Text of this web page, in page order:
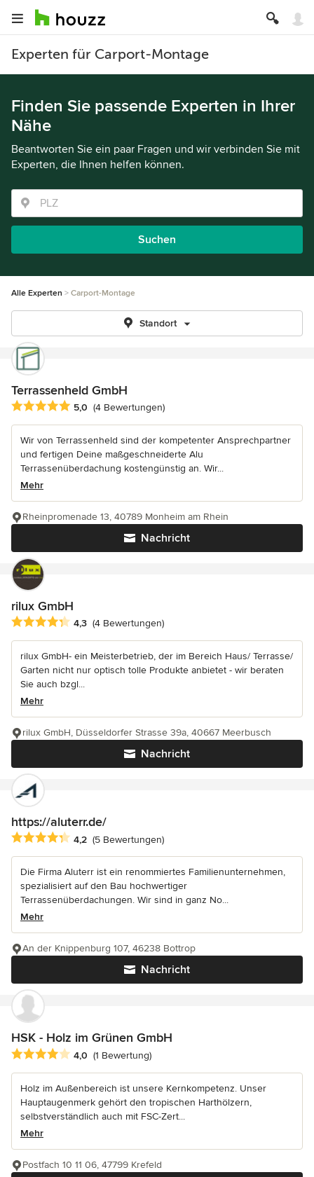
Experten für Carport-Montage
Finden Sie passende Experten in Ihrer
Nähe
Beantworten Sie ein paar Fragen und wir verbinden Sie mit
Experten, die Ihnen helfen können.
Suchen
Alle Experten Carport-Montage
Standort
Terrassenheld GmbH
Durchschnittliche Bewertung: 5 von 5 Sternen
5,0 (4 Bewertungen)
Wir von Terrassenheld sind der kompetenter Ansprechpartner
und fertigen Deine maßgeschneiderte Alu
Terrassenüberdachung kostengünstig an. Wir...
Mehr
Nachricht
Rheinpromenade 13, 40789 Monheim am Rhein
rilux GmbH
Durchschnittliche Bewertung: 4.3 von 5 Sternen
4,3 (4 Bewertungen)
rilux GmbH- ein Meisterbetrieb, der im Bereich Haus/ Terrasse/
Garten nicht nur optisch tolle Produkte anbietet - wir beraten
Sie auch bzgl...
Mehr
Nachricht
rilux GmbH, Düsseldorfer Strasse 39a, 40667 Meerbusch
https://aluterr.de/
Durchschnittliche Bewertung: 4.2 von 5 Sternen
4,2 (5 Bewertungen)
Die Firma Aluterr ist ein renommiertes Familienunternehmen,
spezialisiert auf den Bau hochwertiger
Terrassenüberdachungen. Wir sind in ganz No...
Mehr
Nachricht
An der Knippenburg 107, 46238 Bottrop
HSK - Holz im Grünen GmbH
Durchschnittliche Bewertung: 4 von 5 Sternen
4,0 (1 Bewertung)
Holz im Außenbereich ist unsere Kernkompetenz. Unser
Hauptaugenmerk gehört den tropischen Harthölzern,
selbstverständlich auch mit FSC-Zert...
Mehr
Postfach 10 11 06, 47799 Krefeld